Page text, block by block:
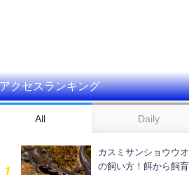
クセスランキング
All Daily
カスミサンショウウオ
の飼い方！餌から飼育